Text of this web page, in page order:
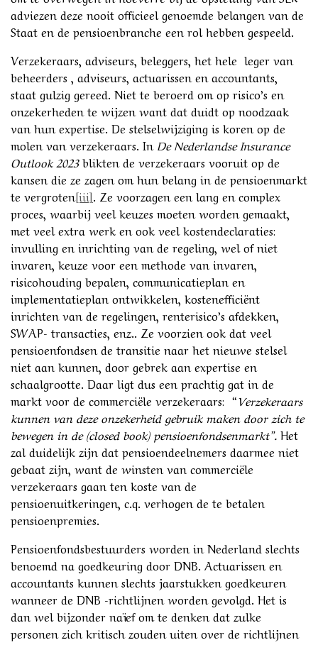
adviezen deze nooit officieel genoemde belangen van de
Staat en de pensioenbranche een rol hebben gespeeld.
Verzekeraars, adviseurs, beleggers, het hele leger van
beheerders , adviseurs, actuarissen en accountants,
staat gulzig gereed. Niet te beroerd om op risico’s en
onzekerheden te wijzen want dat duidt op noodzaak
van hun expertise. De stelselwijziging is koren op de
molen van verzekeraars. In De Nederlandse Insurance
Outlook 2023blikten de verzekeraars vooruit op de
kansen die ze zagen om hun belang in de pensioenmarkt
te vergroten[iii] . Ze voorzagen een lang en complex
proces, waarbij veel keuzes moeten worden gemaakt,
met veel extra werk en ook veel kostendeclaraties:
invulling en inrichting van de regeling, wel of niet
invaren, keuze voor een methode van invaren,
risicohouding bepalen, communicatieplan en
implementatieplan ontwikkelen, kostenefficiënt
inrichten van de regelingen, renterisico’s afdekken,
SWAP- transacties, enz.. Ze voorzien ook dat veel
pensioenfondsen de transitie naar het nieuwe stelsel
niet aan kunnen, door gebrek aan expertise en
schaalgrootte. Daar ligt dus een prachtig gat in de
markt voor de commerciële verzekeraars: “Verzekeraars
kunnen van deze onzekerheid gebruik maken door zich te
bewegen in de (closed book) pensioenfondsenmarkt”. Het
zal duidelijk zijn dat pensioendeelnemers daarmee niet
gebaat zijn, want de winsten van commerciële
verzekeraars gaan ten koste van de
pensioenuitkeringen, c.q. verhogen de te betalen
pensioenpremies.
Pensioenfondsbestuurders worden in Nederland slechts
benoemd na goedkeuring door DNB. Actuarissen en
accountants kunnen slechts jaarstukken goedkeuren
wanneer de DNB -richtlijnen worden gevolgd. Het is
dan wel bijzonder naïef om te denken dat zulke
personen zich kritisch zouden uiten over de richtlijnen